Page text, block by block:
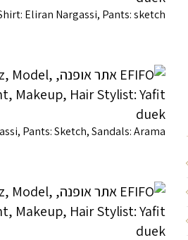
Eliran Nargassi, Pants: sketch
Pants: Sketch, Sandals: Arama